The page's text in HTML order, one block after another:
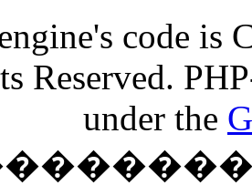
code
Reserved.
under the